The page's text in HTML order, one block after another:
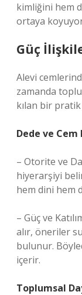
kimliğini hem
ortaya
Güç
Alevi
zamanda
kılan bir
Dede ve Cem
– Otorite ve
hiyerarşiyi
hem dini hem
– Güç ve
alır, öneriler
bulunur.
içerir.
Toplumsal